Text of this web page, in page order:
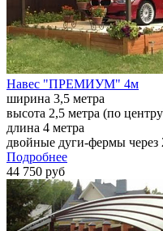
Навес "ПРЕМИУМ" 4м
ширина 3,5 метра
высота 2,5 метра (по
длина 4 метра
двойные дуги-фермы через
Подробнее
44 750 руб